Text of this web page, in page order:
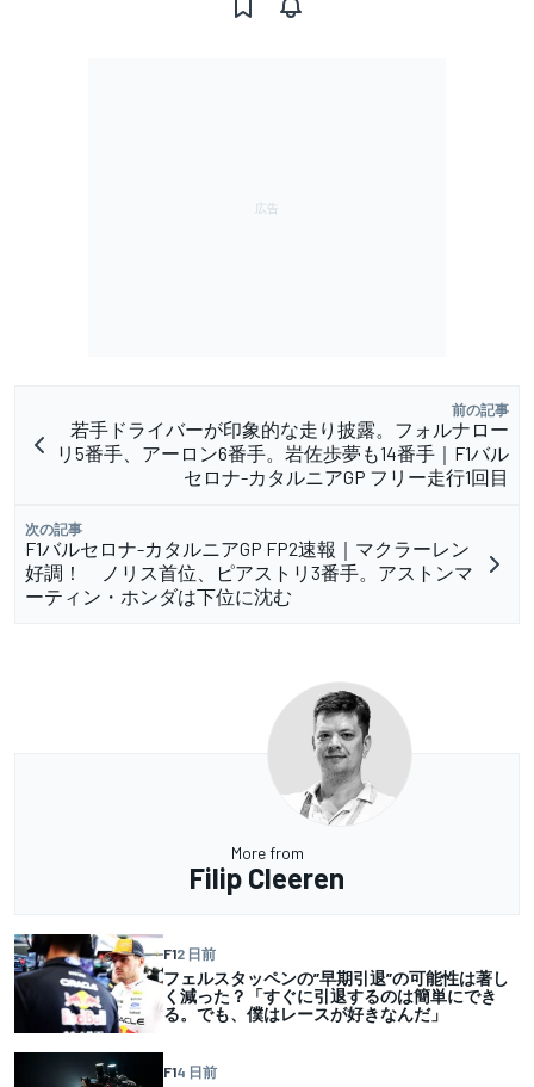
前の記事
若手ドライバーが印象的な走り披露。フォルナロー
リ5番手、アーロン6番手。岩佐歩夢も14番手｜F1バル
セロナ-カタルニアGP フリー走行1回目
次の記事
F1バルセロナ-カタルニアGP FP2速報｜マクラーレン
好調！ ノリス首位、ピアストリ3番手。アストンマ
ーティン・ホンダは下位に沈む
More from
Filip Cleeren
F12 日前
フェルスタッペンの”早期引退”の可能性は著し
く減った？「すぐに引退するのは簡単にでき
る。でも、僕はレースが好きなんだ」
F14 日前